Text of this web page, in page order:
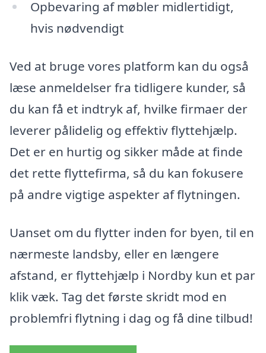
Opbevaring af møbler midlertidigt,
hvis nødvendigt
Ved at bruge vores platform kan du også
læse anmeldelser fra tidligere kunder, så
du kan få et indtryk af, hvilke firmaer der
leverer pålidelig og effektiv flyttehjælp.
Det er en hurtig og sikker måde at finde
det rette flyttefirma, så du kan fokusere
på andre vigtige aspekter af flytningen.
Uanset om du flytter inden for byen, til en
nærmeste landsby, eller en længere
afstand, er flyttehjælp i Nordby kun et par
klik væk. Tag det første skridt mod en
problemfri flytning i dag og få dine tilbud!